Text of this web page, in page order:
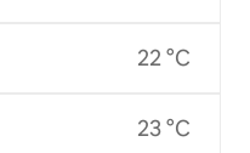
22 °C
23 °C